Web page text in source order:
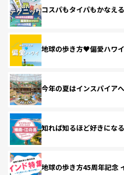
コスパもタイパもかなえ
地球の歩き方♥偏愛ハワイ
今年の夏はインスパイアへ
知れば知るほど好きにな
地球の歩き方45周年記念